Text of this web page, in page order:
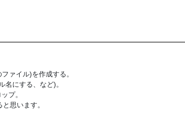
ァイル)を作成する。
にする、など)。
プ。
思います。